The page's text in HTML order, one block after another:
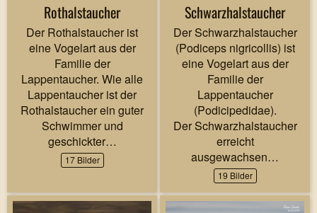
Rothalstaucher
Der Rothalstaucher ist
eine Vogelart aus der
Familie der
Lappentaucher. Wie alle
Lappentaucher ist der
Rothalstaucher ein guter
Schwimmer und
geschickter…
17 Bilder
Schwarzhalstaucher
Der Schwarzhalstaucher
(Podiceps nigricollis) ist
eine Vogelart aus der
Familie der
Lappentaucher
(Podicipedidae).
Der Schwarzhalstaucher
erreicht
ausgewachsen…
19 Bilder